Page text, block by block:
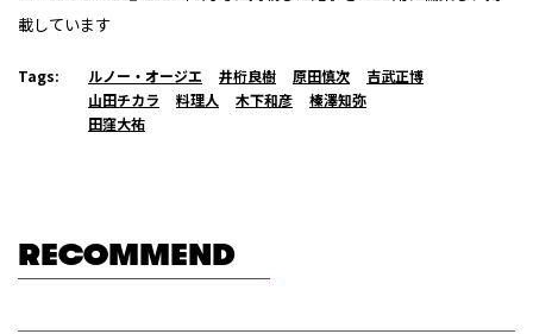
載しています
Tags: ルノー・オージエ 井桁良樹 原田慎次
吉武正博
山田チカラ
料理人 木下和彦
榛澤知弥
田窪大祐
RECOMMEND